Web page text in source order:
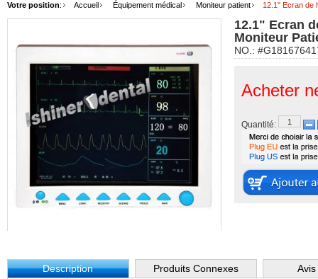
Votre position: Accueil Équipement médical Moniteur patient 12.1" Ecran de
12.1" Ecran
Moniteur
NO.:
Acheter
Quantité:
Description Produits Connexes